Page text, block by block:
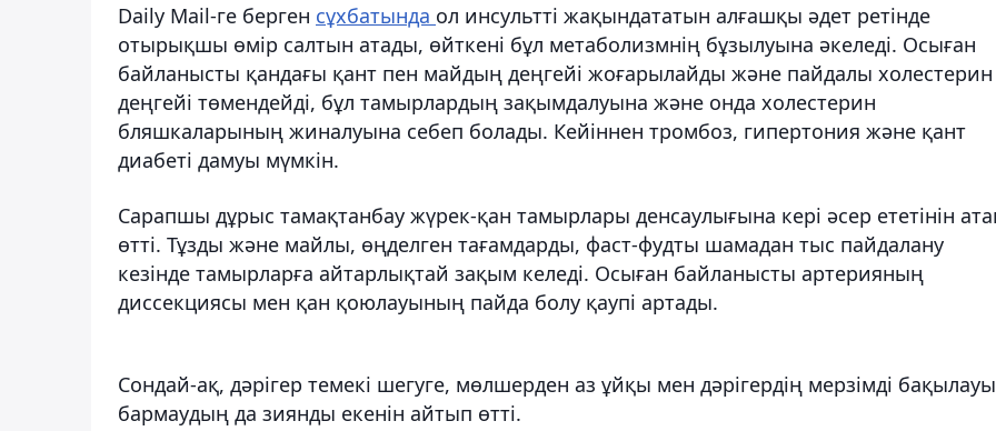
Daily Mail-ге берген сұхбатында ол инсультті жақындататын алғашқы әдет ретінде
отырықшы өмір салтын атады, өйткені бұл метаболизмнің бұзылуына әкеледі. Осыған
байланысты қандағы қант пен майдың деңгейі жоғарылайды және пайдалы холестерин
деңгейі төмендейді, бұл тамырлардың зақымдалуына және онда холестерин
бляшкаларының жиналуына себеп болады. Кейіннен тромбоз, гипертония және қант
диабеті дамуы мүмкін.
Сарапшы дұрыс тамақтанбау жүрек-қан тамырлары денсаулығына кері әсер ететінін
өтті. Тұзды және майлы, өңделген тағамдарды, фаст-фудты шамадан тыс пайдалану
кезінде тамырларға айтарлықтай зақым келеді. Осыған байланысты артерияның
диссекциясы мен қан қоюлауының пайда болу қаупі артады.
Сондай-ақ, дәрігер темекі шегуге, мөлшерден аз ұйқы мен дәрігердің мерзімді
бармаудың да зиянды екенін айтып өтті.